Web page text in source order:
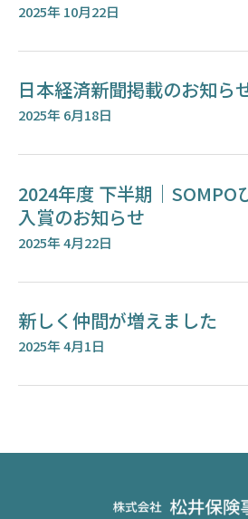
2025年 10月22日
日本経済新聞掲載のお知ら
2025年 6月18日
2024年度 下半期｜SOMPO
入賞のお知らせ
2025年 4月22日
新しく仲間が増えました
2025年 4月1日